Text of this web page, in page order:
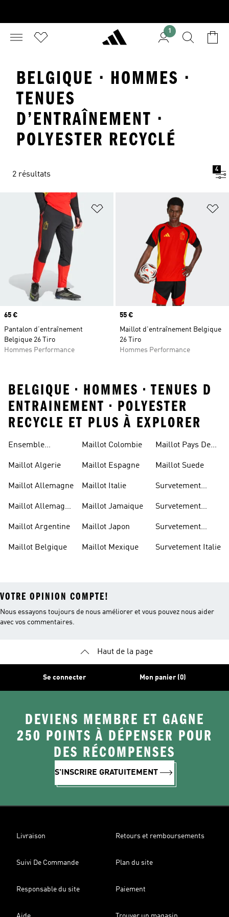
1
BELGIQUE · HOMMES ·
TENUES
D’ENTRAÎNEMENT ·
POLYESTER RECYCLÉ
2 résultats
4
Ajouter à la Liste de produits
Prix
65 €
Pantalon d’entraînement
Belgique 26 Tiro
Hommes Performance
Prix
55 €
Maillot d'entraînement Belgique
26 Tiro
Hommes Performance
BELGIQUE • HOMMES • TENUES D
ENTRAINEMENT • POLYESTER
RECYCLE ET PLUS À EXPLORER
Ensemble
Maillot Algerie
Maillot Allemagne
Maillot Allemagne
Maillot Argentine
Maillot Belgique
Maillot Colombie
Maillot Espagne
Maillot Italie
Maillot Jamaique
Maillot Japon
Maillot Mexique
Maillot Pays De
Maillot Suede
Survetement
Survetement
Survetement
Survetement Italie
VOTRE OPINION COMPTE!
Nous essayons toujours de nous améliorer et vous pouvez nous aider
avec vos commentaires.
Haut de la page
Se connecter Mon panier (0)
DEVIENS MEMBRE ET GAGNE
250 POINTS À DÉPENSER POUR
DES RÉCOMPENSES
S'INSCRIRE GRATUITEMENT
Livraison Retours et remboursements
Suivi De Commande Plan du site
Responsable du site Paiement